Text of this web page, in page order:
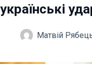
українські
Матвій